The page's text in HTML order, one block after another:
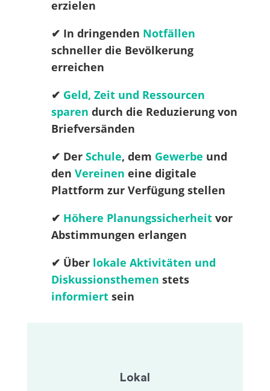
erzielen
✔︎ In dringenden Notfällen
schneller die Bevölkerung
erreichen
✔︎ Geld, Zeit und Ressourcen
sparen durch die Reduzierung von
Briefversänden
✔︎ Der Schule, dem Gewerbe und
den Vereinen eine digitale
Plattform zur Verfügung stellen
✔︎ Höhere Planungssicherheitvor
Abstimmungen erlangen
✔︎ Über lokale Aktivitäten und
Diskussionsthemen stets
informiert sein
Lokal